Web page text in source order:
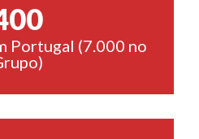
Portugal (7.000 no